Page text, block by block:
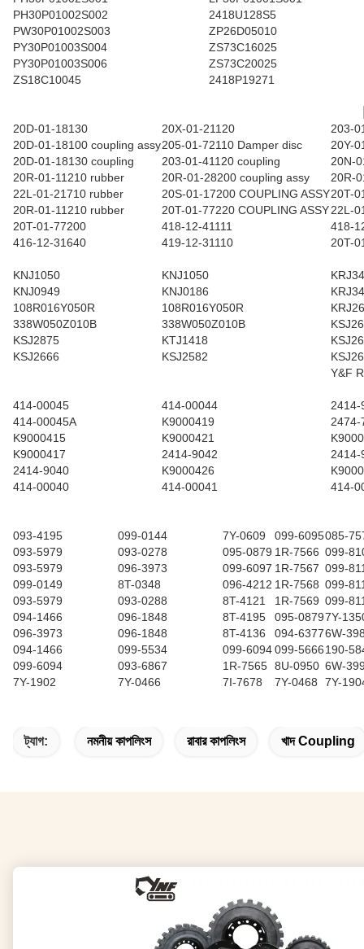
PH30P01002S002
2418U128S5
PW30P01002S003
ZP26D05010
PY30P01003S004
ZS73C16025
PY30P01003S006
ZS73C20025
ZS18C10045
2418P19271
20D-01-18130
20X-01-21120
203-
20D-01-18100 coupling assy205-01-72110 Damper disc
20Y-
20D-01-18130 coupling
203-01-41120 coupling
20N-
20R-01-11210 rubber
20R-01-28200 coupling assy
20R-
22L-01-21710 rubber
20S-01-17200 COUPLING ASSY20T-
20R-01-11210 rubber
20T-01-77220 COUPLING ASSY22L-
20T-01-77200
418-12-41111
418-
416-12-31640
419-12-31110 20T-
KNJ1050 KNJ1050
KNJ0949
KNJ0186
108R016Y050R
108R016Y050R
338W050Z010B
338W050Z010B
KSJ2875
KTJ1418
KSJ2666
KSJ2582
Y&F
414-00045 414-00044
2414-
414-00045A
K9000419
2474-
K9000415
K9000421
K9000417
2414-9042
2414-
2414-9040
K9000426
414-00040
414-00041 414-
093-4195 099-0144 7Y-0609 099-6095085-
093-5979
093-0278 095-0879 1R-7566 099-
093-5979
096-3973 099-6097 1R-7567 099-
099-0149
8T-0348 096-4212 1R-7568 099-
093-5979
093-0288 8T-4121 1R-7569 099-
094-1466
096-1848 8T-4195 095-08797Y-
096-3973
096-1848 8T-4136 094-63776W-
094-1466
099-5534 099-6094099-5666190-
099-6094
093-6867 1R-7565 8U-0950 6W-
7Y-1902
7Y-0466 7I-7678 7Y-0468 7Y-
ট্যাগ: নমনীয় কাপলিংস রাবার কাপলিংস খাদ Coupling